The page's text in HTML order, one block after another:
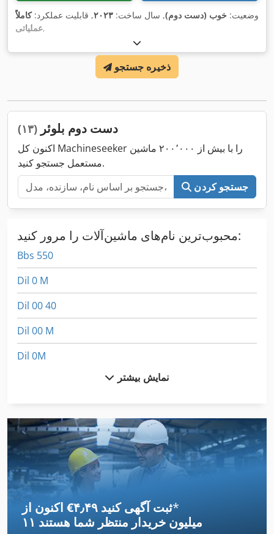
وضعیت: خوب (دست دوم), سال ساخت: ۲۰۲۳, قابلیت عملکرد:کاملاً
عملیاتی,
ذخیره جستجو
دست دوم بلوئر (۱۳)
اکنون کل Machineseeker را با بیش از ۲۰۰٬۰۰۰ ماشین
مستعمل جستجو کنید.
جستجو کردن
محبوب‌ترین نام‌های ماشین‌آلات را مرور کنید:
Bbs 550
Dil 0 M
Dil 00 40
Dil 00 M
Dil 0M
Fngj 20
Idx 23
International 1460
International 2674
International 433
نمایش بیشتر
اکنون از ‎€۴٫۴۹ ثبت آگهی کنید*
۱۱ میلیون خریدار منتظر شما هستند